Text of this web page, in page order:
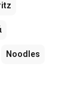
Noodles